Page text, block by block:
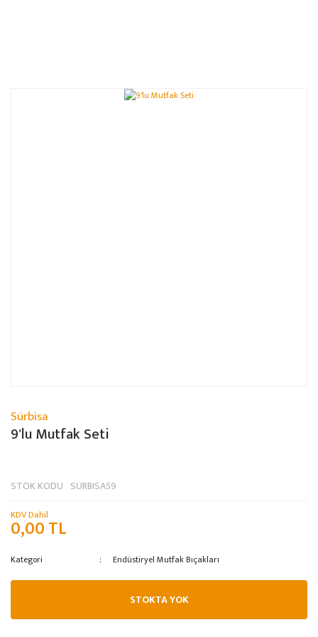
Sürbisa
9'lu Mutfak Seti
STOK KODU SURBISA59
KDV Dahil
0,00 TL
Kategori Endüstiryel Mutfak Bıçakları
STOKTA YOK